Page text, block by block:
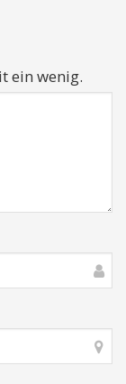
ein wenig.